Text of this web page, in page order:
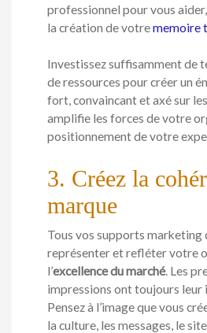
professionnel pour vous
la création de votrememoire
Investissez suffisamment de
de ressources pour créer un
fort, convaincant et axé sur
amplifie les forces de votre
positionnement de votre
3. Créez la
marque
Tous vos supports marketing
représenter et refléter votre
l’excellence du marché. Les
impressions ont toujours leur
Pensez à l’image que vous
la culture, les messages, le